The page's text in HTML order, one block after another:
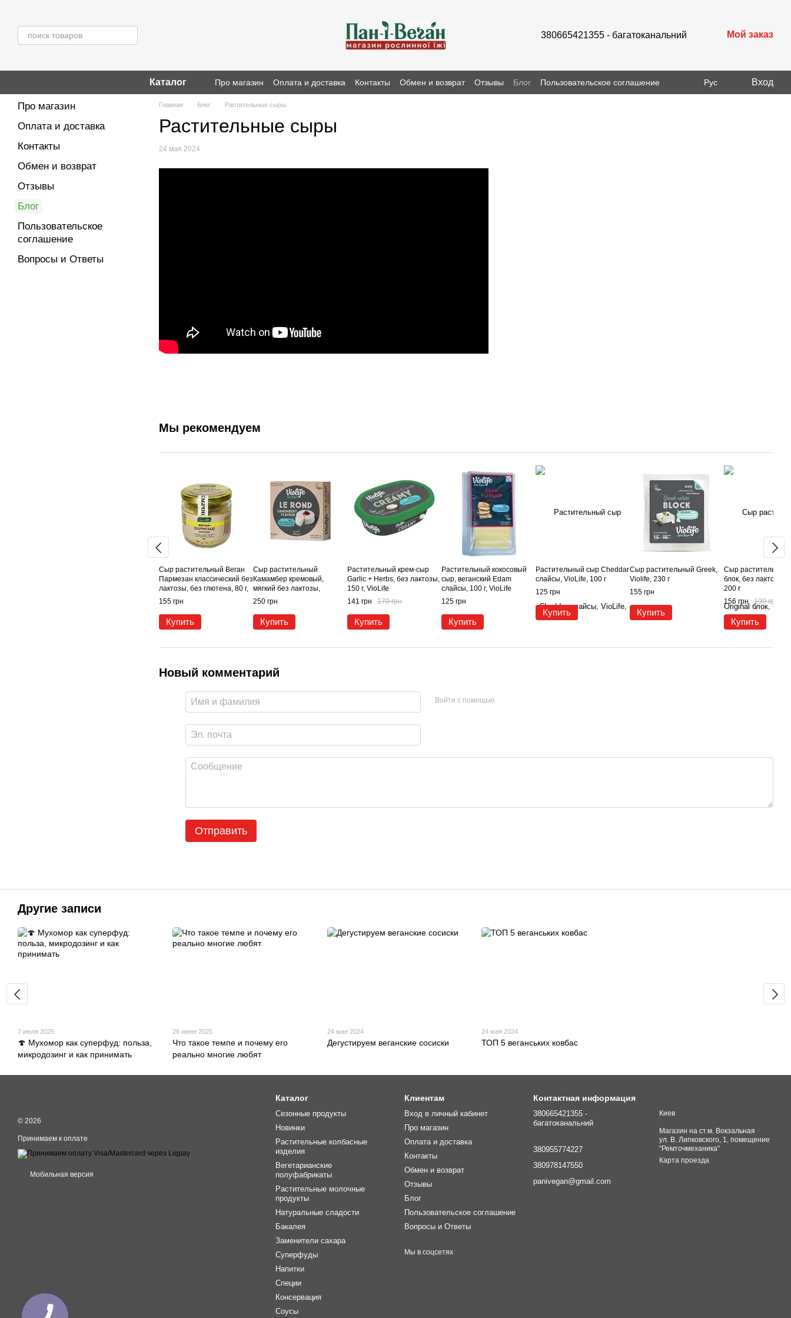
380665421355 - багатоканальний Мой заказ
Каталог Про магазин Оплата и доставка Контакты Обмен и возврат Отзывы Блог Пользовательское соглашение Рус Вход
Главная Блог Растительные сыры
Растительные сыры
24 мая 2024
Мы рекомендуем
Сыр растительный Веган
Пармезан классический без
лактозы, без глютена, 80 г,
Manteca
155 грн
Купить
Сыр растительный
Камамбер кремовый,
мягкий без лактозы,
веганский, 150 г, VioLife
250 грн
Купить
Растительный крем-сыр
Garlic + Herbs, без лактозы,
150 г, VioLife
141 грн
170 грн
Купить
Растительный кокосовый
сыр, веганский Edam
слайсы, 100 г, VioLife
125 грн
Купить
Растительный сыр Cheddar
слайсы, VioLife, 100 г
125 грн
Купить
Сыр растительный Greek,
Violife, 230 г
155 грн
Купить
Сыр растительный
блок, без лактозы,
200 г
156 грн
190 грн
Купить
Новый комментарий
Войти с помощью
Отправить
Про магазин
Оплата и доставка
Контакты
Обмен и возврат
Отзывы
Блог
Пользовательское
соглашение
Вопросы и Ответы
Другие записи
7 июля 2025
🍄 Мухомор как суперфуд: польза,
микродозинг и как принимать
26 июня 2025
Что такое темпе и почему его
реально многие любят
24 мая 2024
Дегустируем веганские сосиски
24 мая 2024
ТОП 5 веганських ковбас
© 2026
Принимаем к оплате
Мобильная версия
Каталог
Сезонные продукты
Новинки
Растительные колбасные
изделия
Вегетарианские
полуфабрикаты
Растительные молочные
продукты
Натуральные сладости
Бакалея
Заменители сахара
Суперфуды
Напитки
Специи
Консервация
Соусы
Клиентам
Вход в личный кабинет
Про магазин
Оплата и доставка
Контакты
Обмен и возврат
Отзывы
Блог
Пользовательское соглашение
Вопросы и Ответы
Мы в соцсетях
Контактная информация
380665421355 -
багатоканальний
380955774227
380978147550
panivegan@gmail.com
Киев
Магазин на ст.м. Вокзальная
ул. В. Липковского, 1, помещение
"Ремточмеханика"
Карта проезда